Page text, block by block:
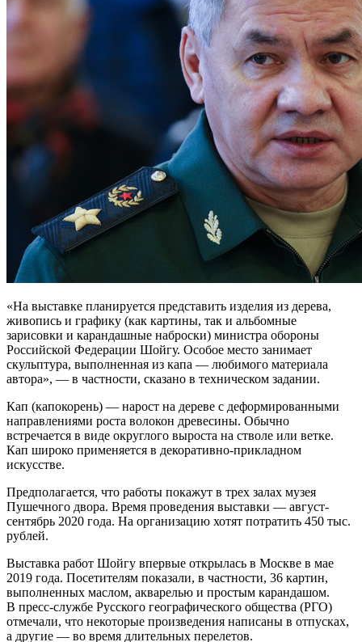
«На выставке планируется представить изделия из дерева,
живопись и графику (как картины, так и альбомные
зарисовки и карандашные наброски) министра обороны
Российской Федерации Шойгу. Особое место занимает
скульптура, выполненная из капа — любимого материала
автора», — в частности, сказано в техническом задании.
Кап (капокорень) — нарост на дереве с деформированными
направлениями роста волокон древесины. Обычно
встречается в виде округлого выроста на стволе или ветке.
Кап широко применяется в декоративно-прикладном
искусстве.
Предполагается, что работы покажут в трех залах музея
Пушечного двора. Время проведения выставки — август-
сентябрь 2020 года. На организацию хотят потратить 450 тыс.
рублей.
Выставка работ Шойгу впервые открылась в Москве в мае
2019 года. Посетителям показали, в частности, 36 картин,
выполненных маслом, акварелью и простым карандашом.
В пресс-службе Русского географического общества (РГО)
отмечали, что некоторые произведения написаны в отпусках,
а другие — во время длительных перелетов.